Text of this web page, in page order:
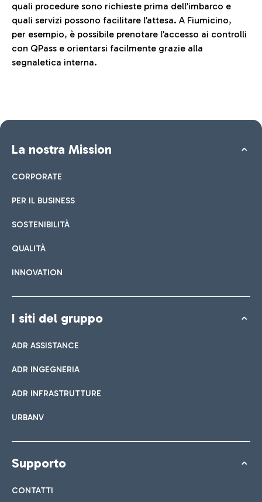
quali procedure sono richieste prima dell’imbarco e
quali servizi possono facilitare l’attesa. A Fiumicino,
per esempio, è possibile prenotare l’accesso ai controlli
con QPass e orientarsi facilmente grazie alla
segnaletica interna.
La nostra Mission
CORPORATE
PER IL BUSINESS
SOSTENIBILITÀ
QUALITÀ
INNOVATION
I siti del gruppo
ADR ASSISTANCE
ADR INGEGNERIA
ADR INFRASTRUTTURE
URBANV
Supporto
CONTATTI